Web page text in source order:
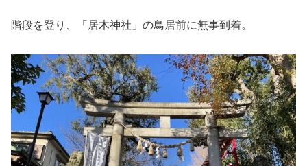
階段を登り、「居木神社」の鳥居前に無事到着。